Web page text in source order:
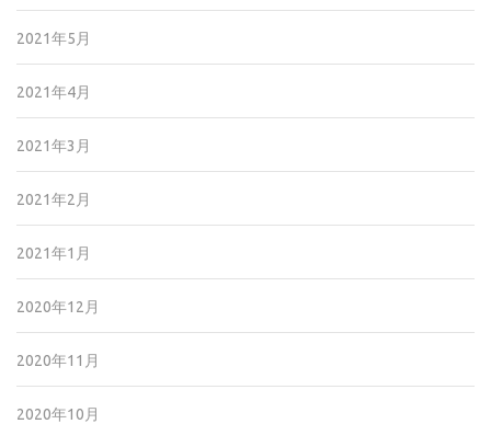
2021年5月
2021年4月
2021年3月
2021年2月
2021年1月
2020年12月
2020年11月
2020年10月